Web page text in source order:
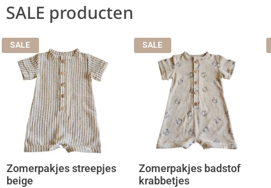
SALE producten
SALE
Zomerpakjes streepjes
beige
SALE
Zomerpakjes badstof
krabbetjes